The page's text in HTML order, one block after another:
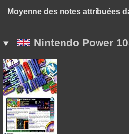
Moyenne des notes attribuées
Nintendo Power